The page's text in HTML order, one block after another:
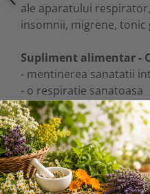
ale aparatului
insomnii, migrene, tonic
Supliment alimentar -
- mentinerea sanatatii
- o respiratie sanatoasa
- ajuta la o normalizare
- protectia si confortul
- decongestioneaza
- mentine umiditatea
normale.
Doza pentru consumul